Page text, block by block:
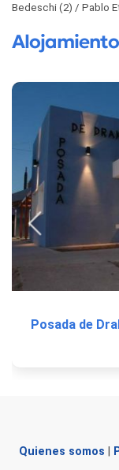
Bedeschi (2)
Pablo
Posada de
Quienes somos